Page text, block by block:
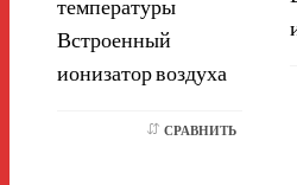
температуры
Встроенный
ионизатор воздуха
СРАВНИТЬ